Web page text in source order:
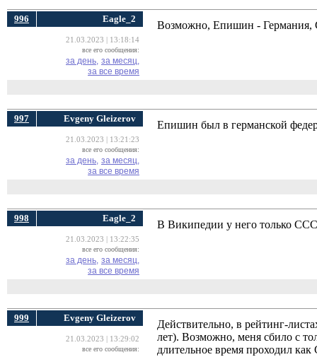
996 Eagle_2
21.03.2023 | 13:18:14
все его сообщения:
за день, за месяц,
за все время
Возможно, Епишин - Германия,
997 Evgeny Gleizerov
21.03.2023 | 13:21:23
все его сообщения:
за день, за месяц,
за все время
Епишин был в германской
998 Eagle_2
21.03.2023 | 13:22:35
все его сообщения:
за день, за месяц,
за все время
В Википедии у него только
999 Evgeny Gleizerov
21.03.2023 | 13:29:02
все его сообщения:
Действительно, в рейтинг-
лет). Возможно, меня сбило с
длительное время проходил